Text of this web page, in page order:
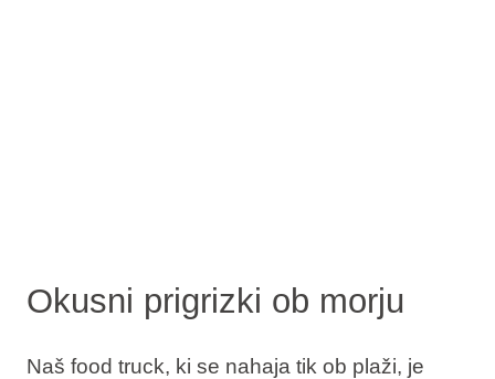
Okusni prigrizki ob morju
Naš food truck, ki se nahaja tik ob plaži, je